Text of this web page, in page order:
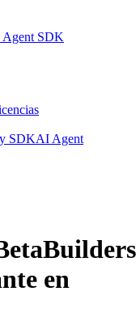
SDK
SDKAI Agent
en